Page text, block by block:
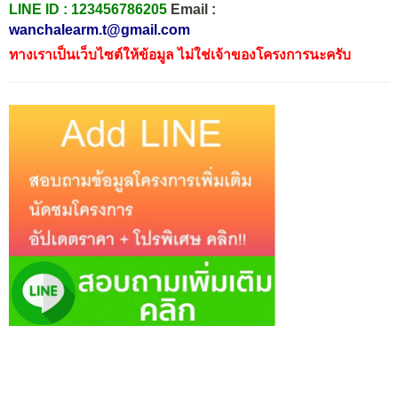
LINE ID : 123456786205 Email :
wanchalearm.t@gmail.com
ทางเราเป็นเว็บไซต์ให้ข้อมูล ไม่ใช่เจ้าของโครงการนะครับ